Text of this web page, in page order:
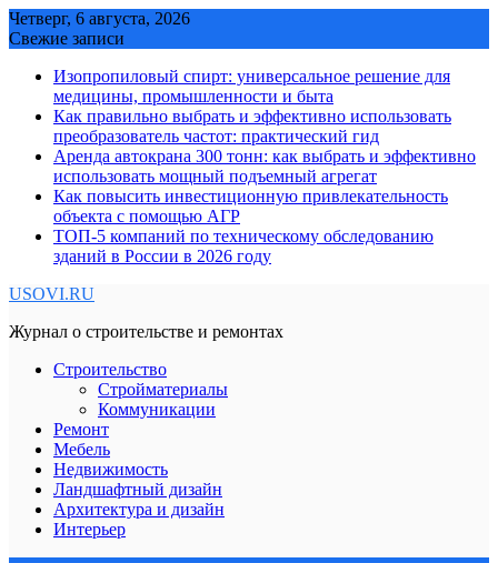
Skip
to
Четверг, 6 августа, 2026
Свежие записи
Изопропиловый спирт: универсальное решение для
медицины, промышленности и быта
Как правильно выбрать и эффективно использовать
преобразователь частот: практический гид
Аренда автокрана 300 тонн: как выбрать и эффективно
использовать мощный подъемный агрегат
Как повысить инвестиционную привлекательность
объекта с помощью АГР
ТОП-5 компаний по техническому обследованию
зданий в России в 2026 году
USOVI.RU
Журнал о строительстве и ремонтах
Строительство
Стройматериалы
Коммуникации
Ремонт
Мебель
Недвижимость
Ландшафтный дизайн
Архитектура и дизайн
Интерьер